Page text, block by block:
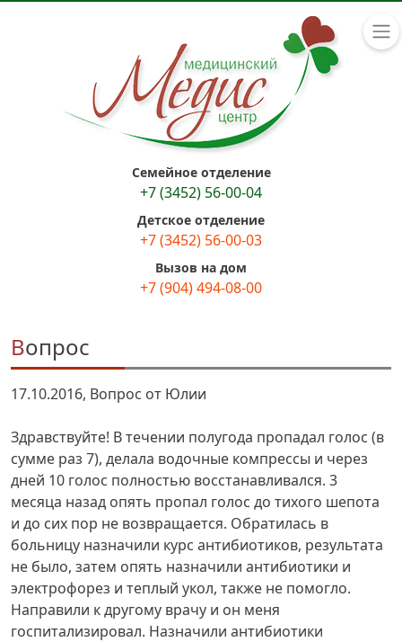
Семейное отделение
+7 (3452) 56-00-04
Детское отделение
+7 (3452) 56-00-03
Вызов на дом
+7 (904) 494-08-00
Вопрос
17.10.2016, Вопрос от Юлии
Здравствуйте! В течении полугода пропадал голос (в
сумме раз 7), делала водочные компрессы и через
дней 10 голос полностью восстанавливался. 3
месяца назад опять пропал голос до тихого шепота
и до сих пор не возвращается. Обратилась в
больницу назначили курс антибиотиков, результата
не было, затем опять назначили антибиотики и
электрофорез и теплый укол, также не помогло.
Направили к другому врачу и он меня
госпитализировал. Назначили антибиотики